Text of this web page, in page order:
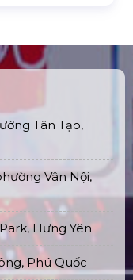
Tân Tạo,
Vân Nội,
Hưng Yên
Phú Quốc